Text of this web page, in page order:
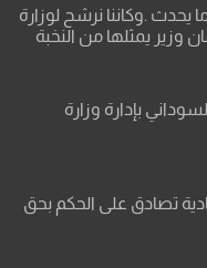
.وكاننا نرشح لوزارة
( الثقافة ) التي ماتت من زمان وزير يمثلها من النخبة
بإدارة وزارة
تصادق على الحكم بحق